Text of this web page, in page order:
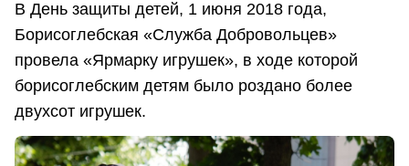
В День защиты детей, 1 июня 2018 года,
Борисоглебская «Служба Добровольцев»
провела «Ярмарку игрушек», в ходе которой
борисоглебским детям было роздано более
двухсот игрушек.